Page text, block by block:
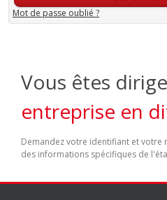
Mot de passe oublié ?
Vous êtes
entreprise en
Demandez votre identifiant et votre
des informations spécifiques de